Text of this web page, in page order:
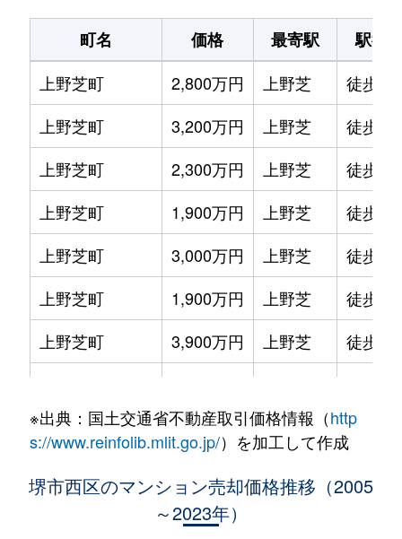
町名 価格 最寄駅
駅徒
上野芝町
2,800万円 上野芝
徒歩3
上野芝町
3,200万円 上野芝
徒歩2
上野芝町
2,300万円 上野芝
徒歩7
上野芝町
1,900万円 上野芝
徒歩2
上野芝町
3,000万円 上野芝
徒歩4
上野芝町
1,900万円 上野芝
徒歩6
上野芝町
3,900万円 上野芝
徒歩4
上野芝町
3,200万円 上野芝
徒歩7
920万円
※出典：国土交通省不動産取引価格情報（http
s://www.reinfolib.mlit.go.jp/）を加工して作成
堺市西区のマンション売却価格推移（2005
～2023年）